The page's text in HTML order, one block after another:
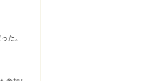
た。